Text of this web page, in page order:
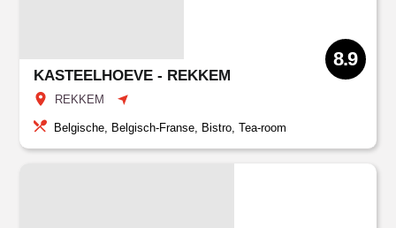
KASTEELHOEVE - REKKEM
REKKEM
8.9
Belgische, Belgisch-Franse, Bistro, Tea-room